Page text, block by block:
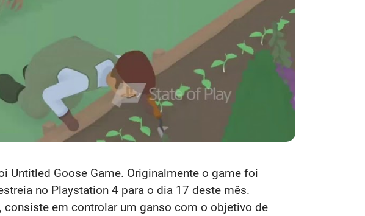
Untitled Goose Game. Originalmente o game foi
no Playstation 4 para o dia 17 deste mês.
em controlar um ganso com o objetivo de